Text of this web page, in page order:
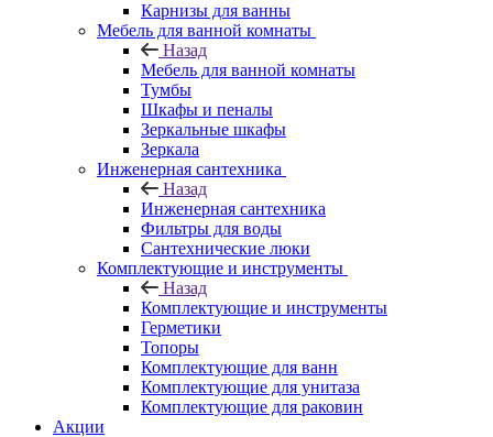
Карнизы для ванны
Мебель для ванной комнаты
Назад
Мебель для ванной комнаты
Тумбы
Шкафы и пеналы
Зеркальные шкафы
Зеркала
Инженерная сантехника
Назад
Инженерная сантехника
Фильтры для воды
Сантехнические люки
Комплектующие и инструменты
Назад
Комплектующие и инструменты
Герметики
Топоры
Комплектующие для ванн
Комплектующие для унитаза
Комплектующие для раковин
Акции